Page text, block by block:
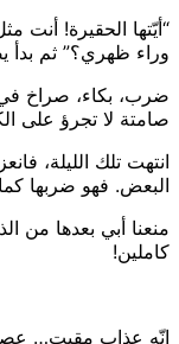
“أيّتها الحقيرة! أنت
وراء ظهري؟” ثم بدأ
ضرب، بكاء، صراخ في
صامتة لا تجرؤ على
انتهت تلك الليلة،
البعض. فهو ضربها
منعنا أبي بعدها من
كاملين!
إنّه عذاب مقيت…